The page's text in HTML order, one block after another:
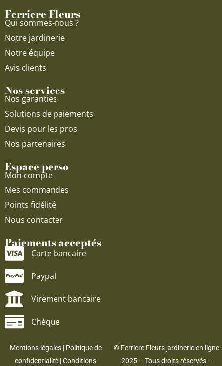
Ferriere Fleurs
Qui sommes-nous ?
Notre jardinerie
Notre équipe
Avis clients
Nos services
Nos garanties
Solutions de paiements
Devis pour les pros
Nos partenaires
Espace perso
Mon compte
Mes commandes
Points fidélité
Nous contacter
Paiements acceptés
Carte bancaire
Paypal
Virement bancaire
Chèque
Mentions légales| Politique de
confidentialité |Conditions
© Ferriere Fleurs jardinerie en ligne
2025 – Tous droits réservés –